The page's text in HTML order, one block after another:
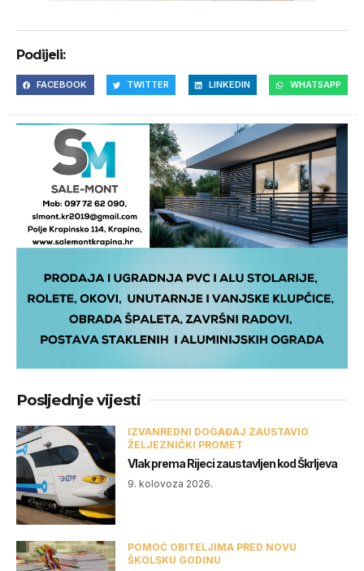
Podijeli:
FACEBOOK TWITTER LINKEDIN WHATSAPP
Posljednje vijesti
IZVANREDNI DOGAĐAJ ZAUSTAVIO
ŽELJEZNIČKI PROMET
Vlak prema Rijeci zaustavljen kod Škrljeva
9. kolovoza 2026.
POMOĆ OBITELJIMA PRED NOVU
ŠKOLSKU GODINU